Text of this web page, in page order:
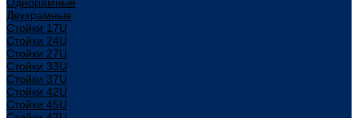
Двухрамные
Стойки 17U
Стойки 24U
Стойки 27U
Стойки 33U
Стойки 37U
Стойки 42U
Стойки 45U